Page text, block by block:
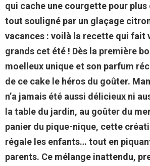
qui cache une courgette pour plus
tout souligné par un glaçage
vacances : voilà la recette qui fait
grands cet été ! Dès la première
moelleux unique et son parfum
de ce cake le héros du goûter.
n’a jamais été aussi délicieux ni
la table du jardin, au goûter du
panier du pique-nique, cette
régale les enfants… tout en
parents. Ce mélange inattendu,